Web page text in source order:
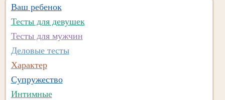
Ваш ребенок
Тесты для девушек
Тесты для мужчин
Деловые тесты
Характер
Супружество
Интимные